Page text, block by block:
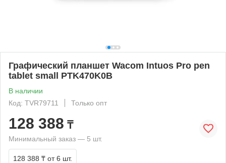
Графический планшет Wacom Intuos Pro pen
tablet small PTK470K0B
В наличии
Код: TVR79711
Только опт
128 388 ₸
Минимальный заказ — 5 шт.
128 388 ₸ от 6 шт.